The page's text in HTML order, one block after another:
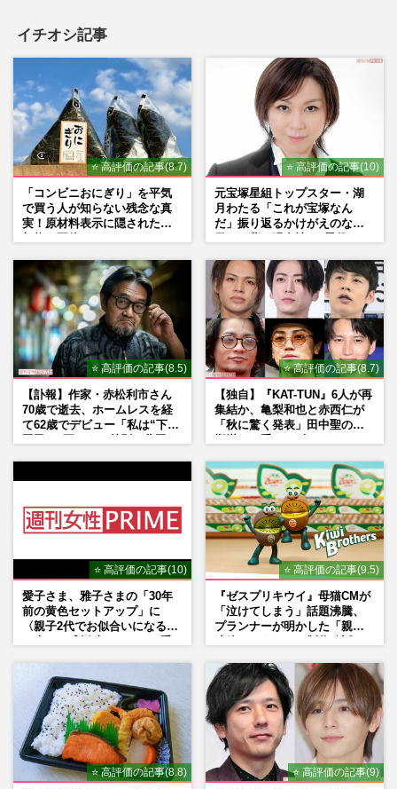
イチオシ記事
⭐ 高評価の記事(8.7)
「コンビニおにぎり」を平気
で買う人が知らない残念な真
実！原材料表示に隠された添
⭐ 高評価の記事(10)
元宝塚星組トップスター・湖
月わたる「これが宝塚なん
だ」振り返るかけがえのない
⭐ 高評価の記事(8.5)
【訃報】作家・赤松利市さん
70歳で逝去、ホームレスを経
て62歳でデビュー「私は“下級
⭐ 高評価の記事(8.7)
【独自】『KAT-TUN』6人が再
集結か、亀梨和也と赤西仁が
「秋に驚く発表」田中聖の刑
⭐ 高評価の記事(10)
愛子さま、雅子さまの「30年
前の黄色セットアップ」に
〈親子2代でお似合いになる〉
⭐ 高評価の記事(9.5)
『ゼスプリキウイ』母猫CMが
「泣けてしまう」話題沸騰、
プランナーが明かした「親に
⭐ 高評価の記事(8.8) ⭐ 高評価の記事(9)